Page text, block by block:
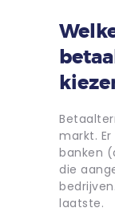
markt.
banken
die
laatste.